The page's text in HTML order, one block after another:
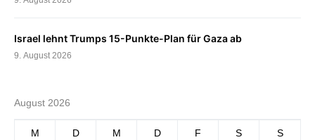
Israel lehnt Trumps 15-Punkte-Plan für Gaza ab
9. August 2026
August 2026
M D M D F S S